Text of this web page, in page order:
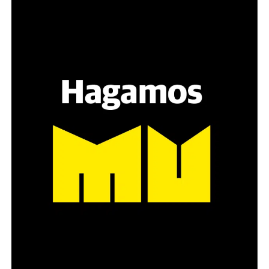
es a través del interrogante, que puedan encarnar la
pregunta», comparte Gonzalo, de 41 años.